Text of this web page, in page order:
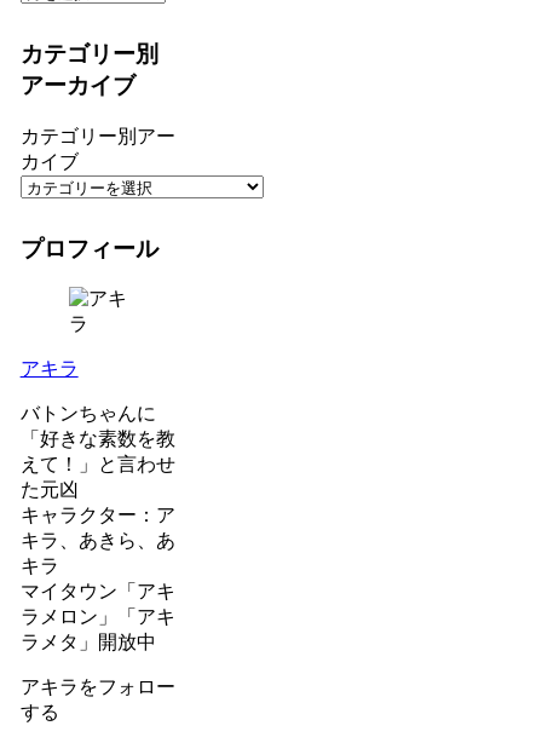
カテゴリー別
アーカイブ
カテゴリー別アー
カイブ
プロフィール
アキラ
バトンちゃんに
「好きな素数を教
えて！」と言わせ
た元凶
キャラクター：ア
キラ、あきら、あ
キラ
マイタウン「アキ
ラメロン」「アキ
ラメタ」開放中
アキラをフォロー
する